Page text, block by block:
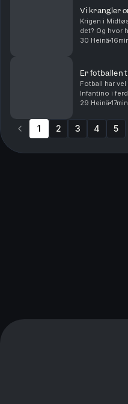
Vi krangler
Krigen i
det? Og hvor
hjemme? Med
30 Heinä
Er fotballen
Fotball har
Infantino i
fotball-VM.
29 Heinä 17min
1 2 3 4 5